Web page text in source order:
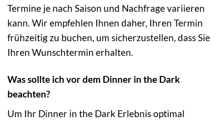
Termine je nach Saison und Nachfrage variieren
kann. Wir empfehlen Ihnen daher, Ihren Termin
frühzeitig zu buchen, um sicherzustellen, dass Sie
Ihren Wunschtermin erhalten.
Was sollte ich vor dem Dinner in the Dark
beachten?
Um Ihr Dinner in the Dark Erlebnis optimal